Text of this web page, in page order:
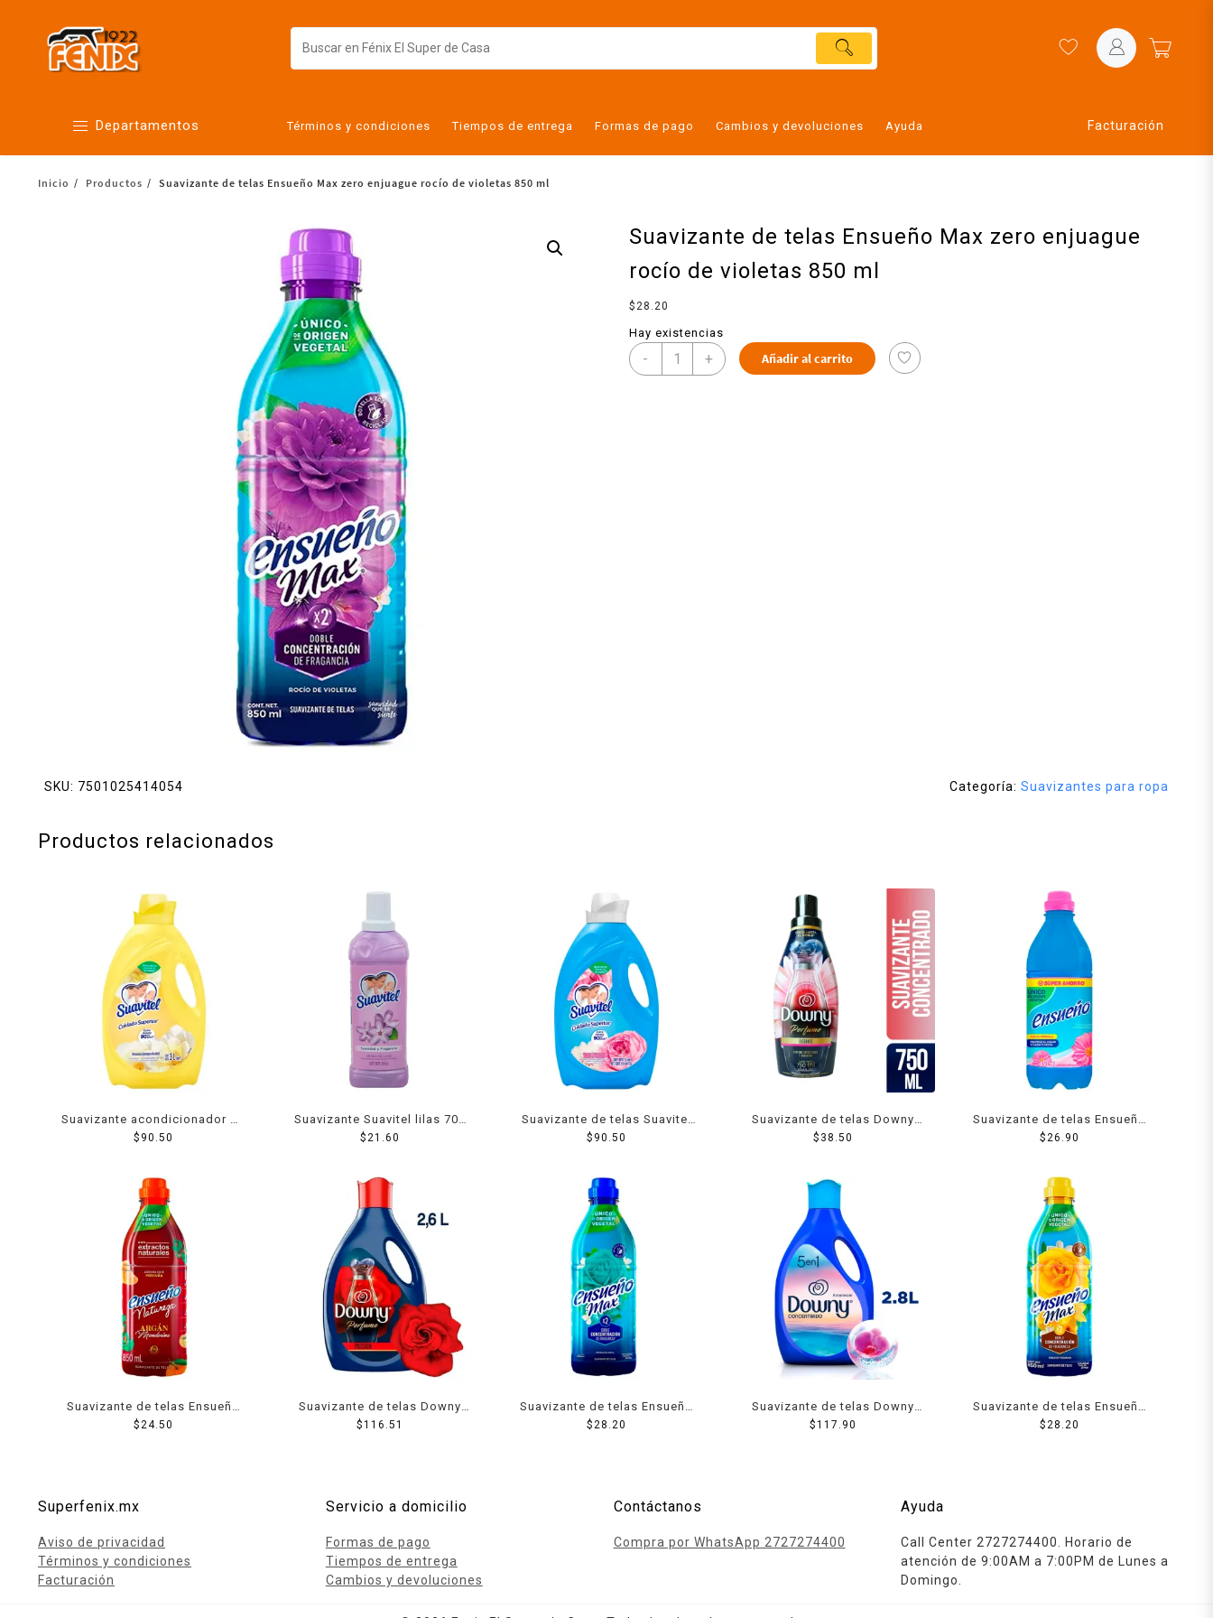
Departamentos
Alimentos
Términos y condiciones Tiempos de entrega Formas de pago Cambios y devoluciones Ayuda Facturación
Inicio Productos Suavizante de telas Ensueño Max zero enjuague rocío de violetas 850 ml
Suavizante de telas Ensueño Max zero enjuague
rocío de violetas 850 ml
$ 28.20
Hay existencias
- + Añadir al carrito
SKU: 7501025414054 Categoría: Suavizantes para ropa
Productos relacionados
Suavizante acondicionador de
telas Suavitel cuidado
3 l
$ 90.50
Suavizante Suavitel lilas 700
ml
$21.60
Suavizante de telas Suavitel
cuidado superior fresca
$ 90.50
Suavizante de telas Downy
Elegance perfume líquido
$ 38.50
Suavizante de telas Ensueño
Color frescura primaveral 850
$26.90
Suavizante de telas Ensueño
argán mandarina zero
$ 24.50
Suavizante de telas Downy
Passion perfume líquido
$116.51
Suavizante de telas Ensueño
Max frescura azul 850 ml
$ 28.20
Suavizante de telas Downy
amanecer 2.8 l
$117.90
Suavizante de telas Ensueño
Max fresco verano 850 ml
$ 28.20
Superfenix.mx
Aviso de privacidad
Términos y condiciones
Facturación
Servicio a domicilio
Formas de pago
Tiempos de entrega
Cambios y devoluciones
Contáctanos
Compra por WhatsApp 2727274400
Ayuda
Call Center 2727274400. Horario de
atención de 9:00AM a 7:00PM de Lunes a
Domingo.